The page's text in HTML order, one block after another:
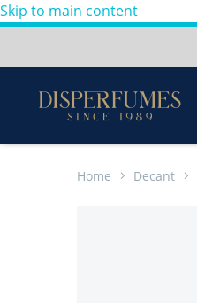
Skip to main content
Home Decant